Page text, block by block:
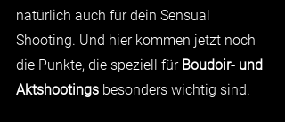
natürlich auch für dein Sensual
Shooting. Und hier kommen jetzt noch
die Punkte, die speziell für Boudoir- und
Aktshootings besonders wichtig sind.